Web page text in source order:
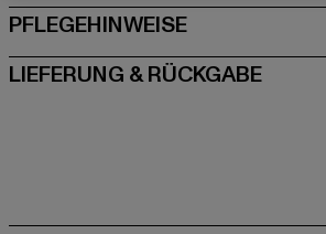
PFLEGEHINWEISE
LIEFERUNG & RÜCKGABE